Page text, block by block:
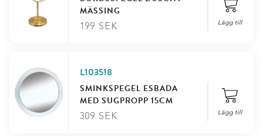
MÄSSING
199 SEK Lägg till
L103518
SMINKSPEGEL ESBADA
MED SUGPROPP 15CM
309 SEK Lägg till